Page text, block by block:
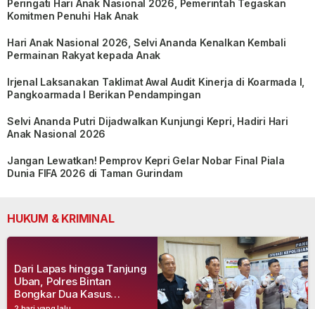
Peringati Hari Anak Nasional 2026, Pemerintah Tegaskan
Komitmen Penuhi Hak Anak
Hari Anak Nasional 2026, Selvi Ananda Kenalkan Kembali
Permainan Rakyat kepada Anak
Irjenal Laksanakan Taklimat Awal Audit Kinerja di Koarmada I,
Pangkoarmada I Berikan Pendampingan
Selvi Ananda Putri Dijadwalkan Kunjungi Kepri, Hadiri Hari
Anak Nasional 2026
Jangan Lewatkan! Pemprov Kepri Gelar Nobar Final Piala
Dunia FIFA 2026 di Taman Gurindam
HUKUM & KRIMINAL
Dari Lapas hingga Tanjung
Uban, Polres Bintan
Bongkar Dua Kasus